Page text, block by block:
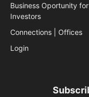
Business Oportunity for
Investors
Connections | Offices
Login